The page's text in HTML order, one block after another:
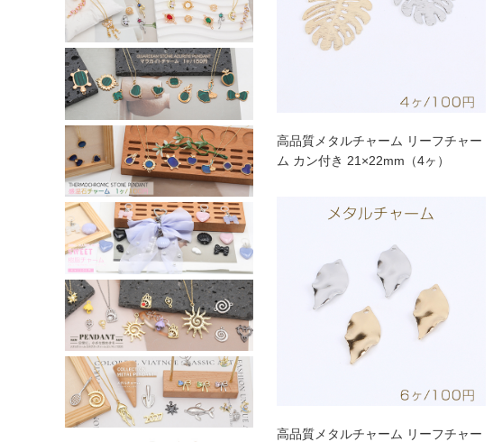
高品質メタルチャーム リーフチャー
ム カン付き 21×22mm（4ヶ）
高品質メタルチャーム リーフチャー